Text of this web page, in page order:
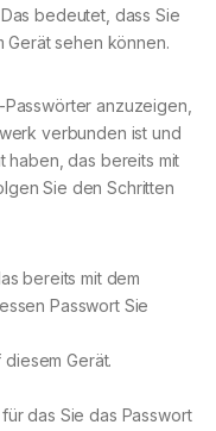
bedeutet, dass Sie
Gerät sehen können.
anzuzeigen,
verbunden ist und
haben, das bereits mit
Sie den Schritten
bereits mit dem
Passwort Sie
Gerät.
das Sie das Passwort